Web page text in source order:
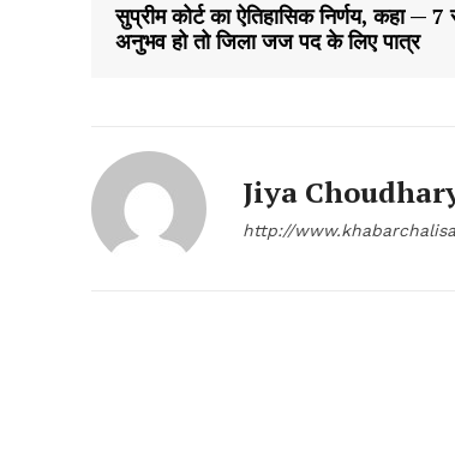
सुप्रीम कोर्ट का ऐतिहासिक निर्णय, कहा —
अनुभव हो तो जिला जज पद के लिए पात्र
Jiya
http://